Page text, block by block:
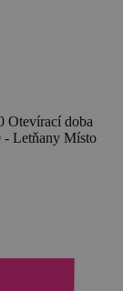
Otevírací doba
- Letňany Místo